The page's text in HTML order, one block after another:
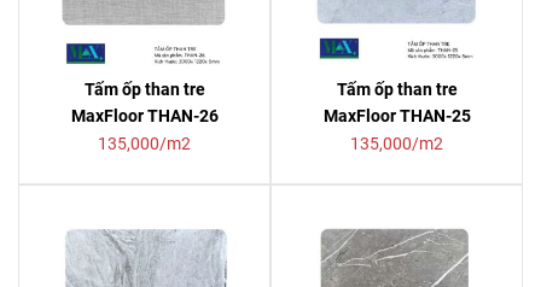
Tấm ốp than tre
MaxFloor THAN-26
135,000/m2
Tấm ốp than tre
MaxFloor THAN-25
135,000/m2